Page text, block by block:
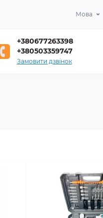
Мова
+380677263398
+380503359747
Замовити дзвінок